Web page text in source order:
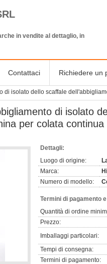
in vendite al dettaglio, in
Contattaci Richiedere un
di isolato dello scaffale
di isolato
per colata
Dettagli:
Luogo di origine:
Marca:
Numero di modello:
Termini di pagamento
Quantità di ordine
Prezzo:
Imballaggi particolari:
Tempi di consegna:
Termini di pagamento: